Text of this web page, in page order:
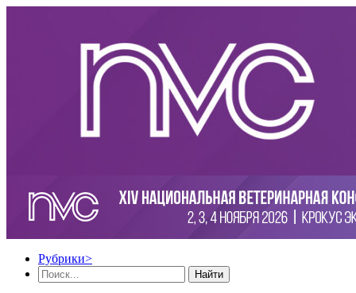
Рубрики>
Найти